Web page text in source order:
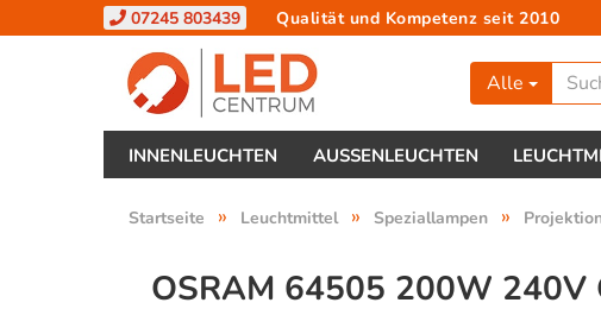
07245 803439 Qualität und Kompetenz seit 2010
Alle
INNENLEUCHTEN AUSSENLEUCHTEN
Startseite » Leuchtmittel » Speziallampen »
OSRAM 64505 200W 240V